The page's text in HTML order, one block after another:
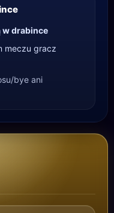
w drabince
meczu gracz
bye ani